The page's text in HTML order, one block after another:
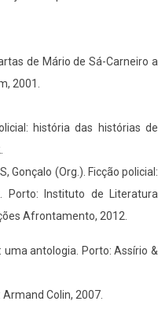
de Mário de Sá-Carneiro a
2001.
história das histórias de
Gonçalo (Org.). Ficção policial:
Porto: Instituto de Literatura
Afrontamento, 2012.
uma antologia. Porto: Assírio &
Armand Colin, 2007.